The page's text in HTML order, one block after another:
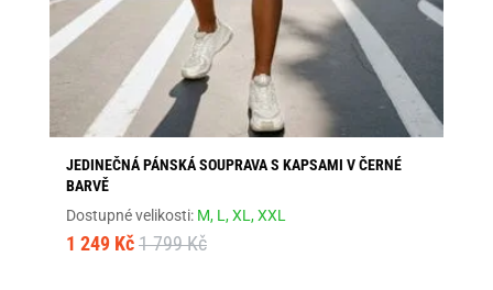
JEDINEČNÁ PÁNSKÁ SOUPRAVA S KAPSAMI V ČERNÉ
BARVĚ
Dostupné velikosti: M, L,XL,XXL
1 249 Kč 1 799 Kč